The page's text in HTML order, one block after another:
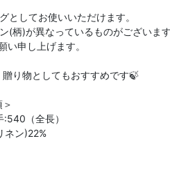
としてお使いいただけます。
(柄)が異なっているものがございま
い申し上げます。
り物としてもおすすめです🍃
（全長）
ネン)22%